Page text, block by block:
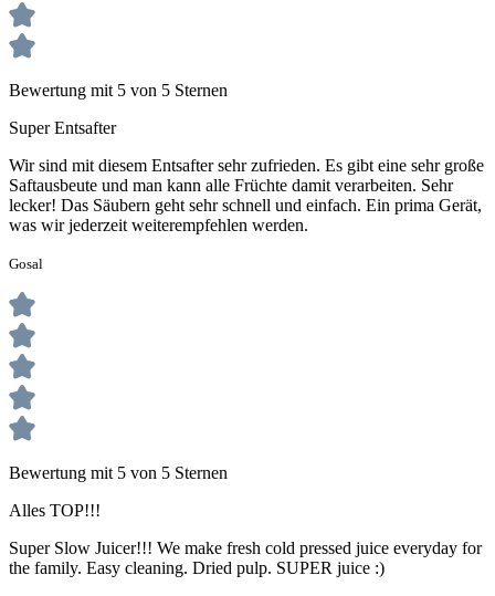
Bewertung mit 5 von 5 Sternen
Super Entsafter
Wir sind mit diesem Entsafter sehr zufrieden. Es gibt eine sehr große
Saftausbeute und man kann alle Früchte damit verarbeiten. Sehr
lecker! Das Säubern geht sehr schnell und einfach. Ein prima Gerät,
was wir jederzeit weiterempfehlen werden.
Gosal
Bewertung mit 5 von 5 Sternen
Alles TOP!!!
Super Slow Juicer!!! We make fresh cold pressed juice everyday for
the family. Easy cleaning. Dried pulp. SUPER juice :)